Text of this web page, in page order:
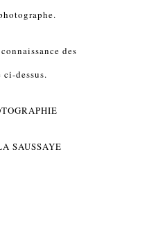
des
dessus.
SAUSSAYE